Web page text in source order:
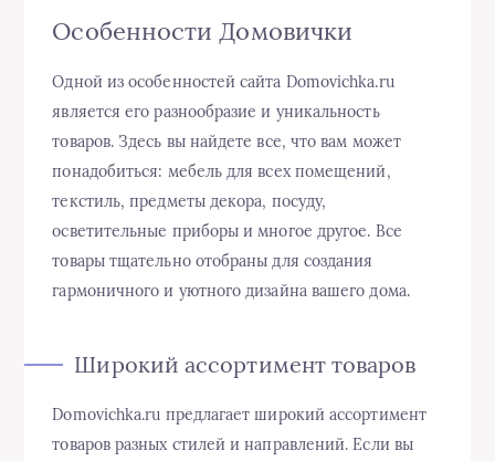
Особенности Домовички
Одной из особенностей сайта Domovichka.ru
является его разнообразие и уникальность
товаров. Здесь вы найдете все, что вам может
понадобиться: мебель для всех помещений,
текстиль, предметы декора, посуду,
осветительные приборы и многое другое. Все
товары тщательно отобраны для создания
гармоничного и уютного дизайна вашего дома.
Широкий ассортимент товаров
Domovichka.ru предлагает широкий ассортимент
товаров разных стилей и направлений. Если вы